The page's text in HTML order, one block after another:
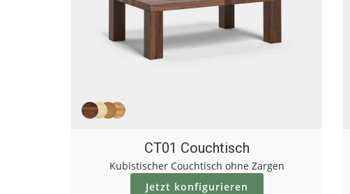
CT01 Couchtisch
Kubistischer Couchtisch ohne Zargen
Jetzt konfigurieren